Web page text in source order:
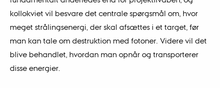
kollokviet vil besvare det centrale spørgsmål om, hvor
meget strålingsenergi, der skal afsættes i et target, før
man kan tale om destruktion med fotoner. Videre vil det
blive behandlet, hvordan man opnår og transporterer
disse energier.